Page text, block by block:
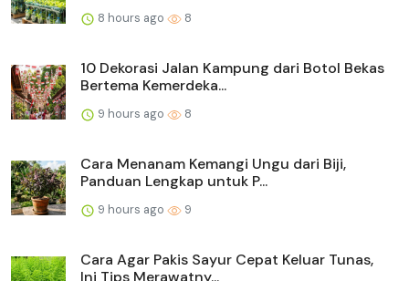
8 hours ago 8
10 Dekorasi Jalan Kampung dari Botol Bekas
Bertema Kemerdeka...
9 hours ago 8
Cara Menanam Kemangi Ungu dari Biji,
Panduan Lengkap untuk P...
9 hours ago 9
Cara Agar Pakis Sayur Cepat Keluar Tunas,
Ini Tips Merawatny...